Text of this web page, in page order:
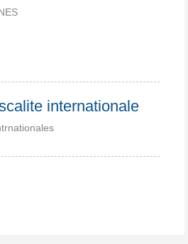
internationale